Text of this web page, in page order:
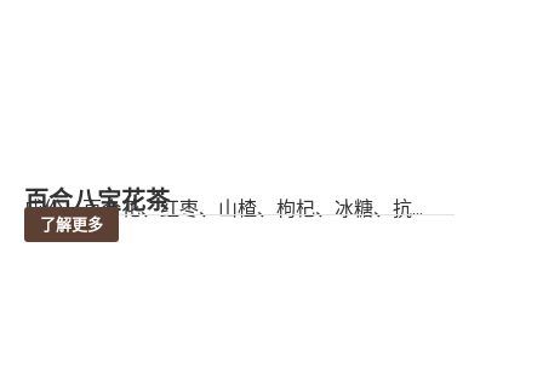
百合八宝花茶
成份：百合花、红枣、山楂、枸杞、冰糖、抗...
了解更多